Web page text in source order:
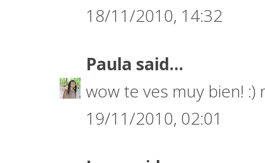
18/11/2010, 14:32
Paula said...
wow te ves muy bien!
19/11/2010, 02:01